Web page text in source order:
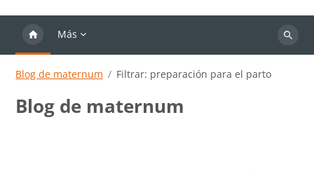
Más
Buscar
Blog de maternum Filtrar: preparación para el parto
Blog de maternum